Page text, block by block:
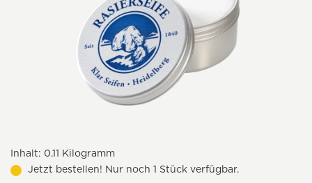
Inhalt: 0.11 Kilogramm
Jetzt bestellen! Nur noch 1 Stück verfügbar.